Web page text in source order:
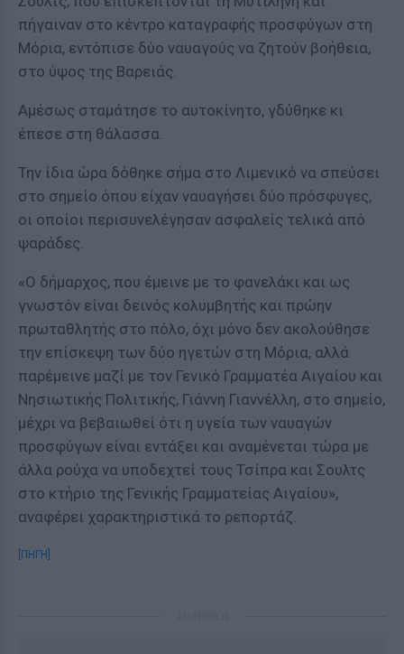
πήγαιναν στο κέντρο καταγραφής προσφύγων στη
Μόρια, εντόπισε δύο ναυαγούς να ζητούν βοήθεια,
στο ύψος της Βαρειάς.
Αμέσως σταμάτησε το αυτοκίνητο, γδύθηκε κι
έπεσε στη θάλασσα.
Την ίδια ώρα δόθηκε σήμα στο Λιμενικό να σπεύσει
στο σημείο όπου είχαν ναυαγήσει δύο πρόσφυγες,
οι οποίοι περισυνελέγησαν ασφαλείς τελικά από
ψαράδες.
«Ο δήμαρχος, που έμεινε με το φανελάκι και ως
γνωστόν είναι δεινός κολυμβητής και πρώην
πρωταθλητής στο πόλο, όχι μόνο δεν ακολούθησε
την επίσκεψη των δύο ηγετών στη Μόρια, αλλά
παρέμεινε μαζί με τον Γενικό Γραμματέα Αιγαίου και
Νησιωτικής Πολιτικής, Γιάννη Γιαννέλλη, στο σημείο,
μέχρι να βεβαιωθεί ότι η υγεία των ναυαγών
προσφύγων είναι εντάξει και αναμένεται τώρα με
άλλα ρούχα να υποδεχτεί τους Τσίπρα και Σουλτς
στο κτήριο της Γενικής Γραμματείας Αιγαίου»,
αναφέρει χαρακτηριστικά το ρεπορτάζ.
[ΠΗΓΗ]